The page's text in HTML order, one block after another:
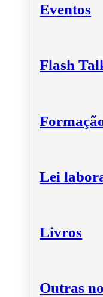
Eventos
Flash
Lei
Livros
Outras